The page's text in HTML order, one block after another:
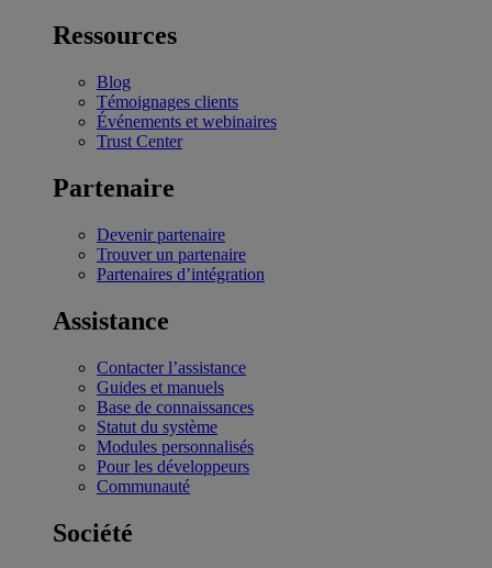
Ressources
Blog
Témoignages clients
Événements et webinaires
Trust Center
Partenaire
Devenir partenaire
Trouver un partenaire
Partenaires d’intégration
Assistance
Contacter l’assistance
Guides et manuels
Base de connaissances
Statut du système
Modules personnalisés
Pour les développeurs
Communauté
Société